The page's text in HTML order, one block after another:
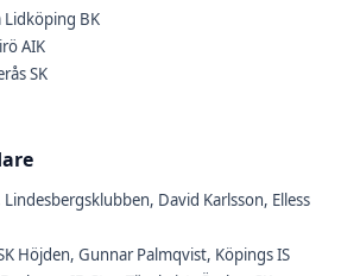
Lidköping BK
AIK
SK
David Karlsson, Elless
Höjden, Gunnar Palmqvist, Köpings IS